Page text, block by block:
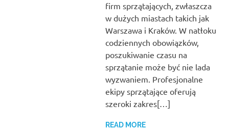
firm sprzątających, zwłaszcza
w dużych miastach takich jak
Warszawa i Kraków. W natłoku
codziennych obowiązków,
poszukiwanie czasu na
sprzątanie może być nie lada
wyzwaniem. Profesjonalne
ekipy sprzątające oferują
szeroki zakres[…]
READ MORE